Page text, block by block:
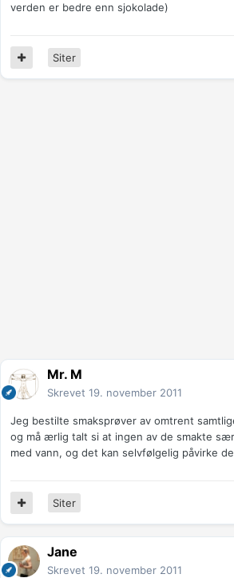
verden er bedre enn sjokolade)
Siter
Mr. M
Skrevet 19. november 2011
Jeg bestilte smaksprøver av omtrent
og må ærlig talt si at ingen av de smakte
med vann, og det kan selvfølgelig påvirke
Siter
Jane
Skrevet 19. november 2011